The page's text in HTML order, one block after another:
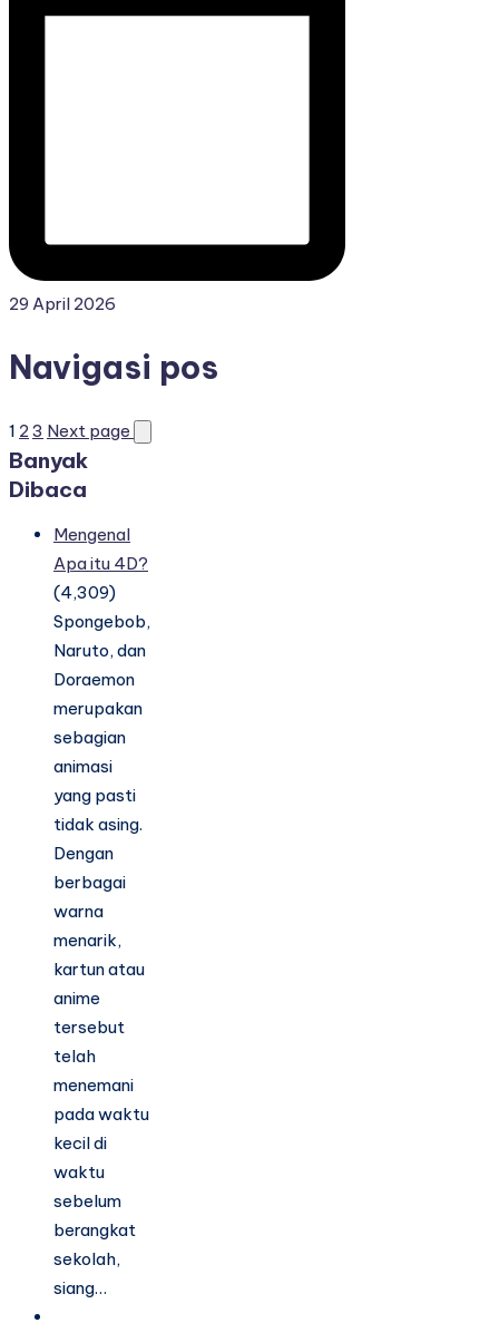
29 April 2026
Navigasi pos
1 2 3 Next page
Banyak
Dibaca
Mengenal
Apa itu 4D?
(4,309)
Spongebob,
Naruto, dan
Doraemon
merupakan
sebagian
animasi
yang pasti
tidak asing.
Dengan
berbagai
warna
menarik,
kartun atau
anime
tersebut
telah
menemani
pada waktu
kecil di
waktu
sebelum
berangkat
sekolah,
siang…